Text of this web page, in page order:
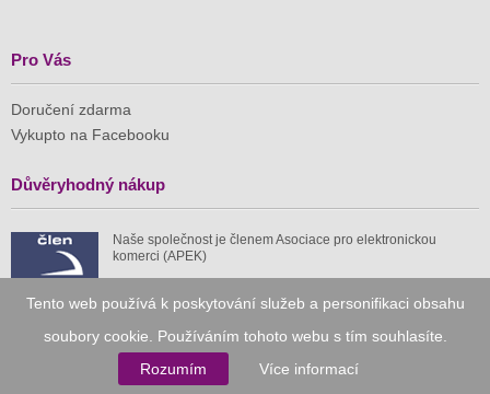
Tento web používá k poskytování služeb a personifikaci obsahu
soubory cookie. Používáním tohoto webu s tím souhlasíte.
Rozumím
Více informací
Pro Vás
Doručení zdarma
Vykupto na Facebooku
Důvěryhodný nákup
Naše společnost je členem Asociace pro elektronickou
komerci (APEK)